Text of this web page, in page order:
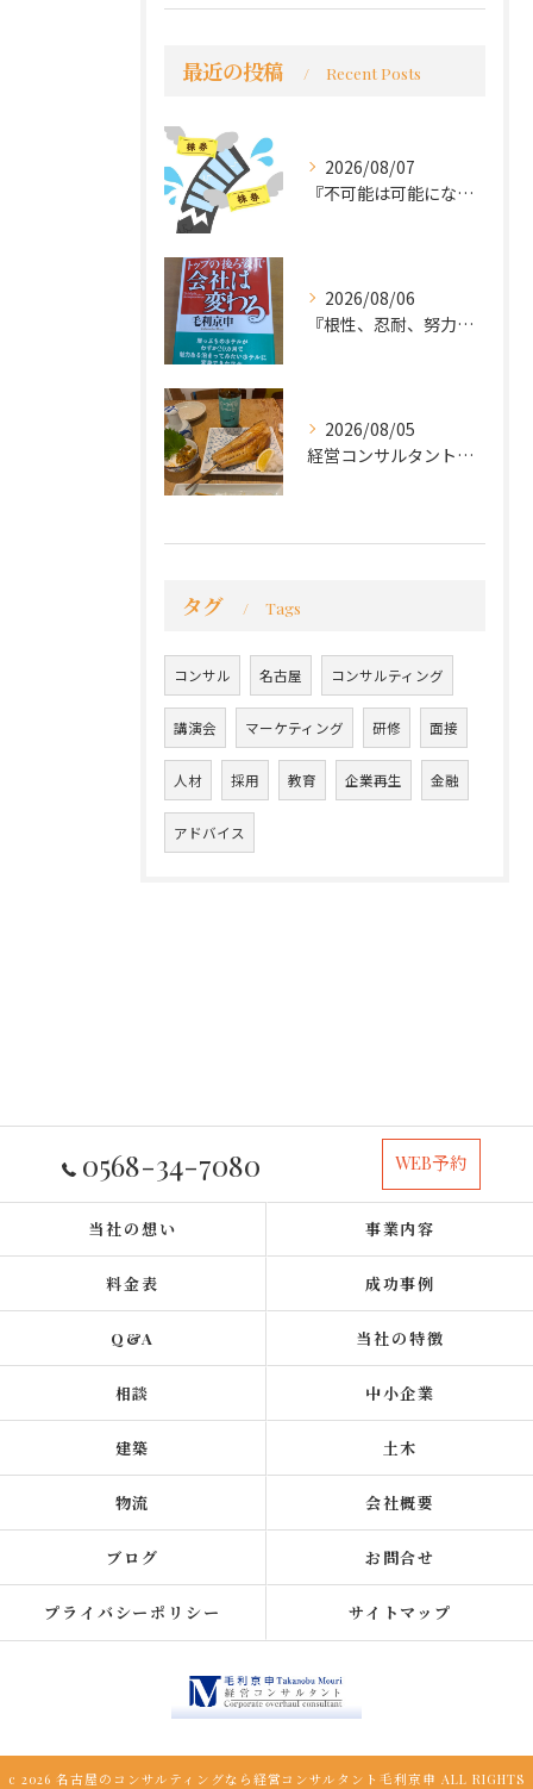
最近の投稿 Recent Posts
2026/08/07
『不可能は可能になる』
2026/08/06
『根性、忍耐、努力という言葉は死語なのか』
2026/08/05
経営コンサルタントのモーちゃん・毛利京申です。
タグ Tags
コンサル 名古屋 コンサルティング
講演会 マーケティング 研修 面接
人材 採用 教育 企業再生 金融
アドバイス
0568-34-7080 WEB予約
当社の想い 事業内容
料金表 成功事例
Q&A 当社の特徴
相談 中小企業
建築 土木
物流 会社概要
ブログ お問合せ
プライバシーポリシー サイトマップ
c 2026 名古屋のコンサルティングなら経営コンサルタント毛利京申 ALL RIGHTS